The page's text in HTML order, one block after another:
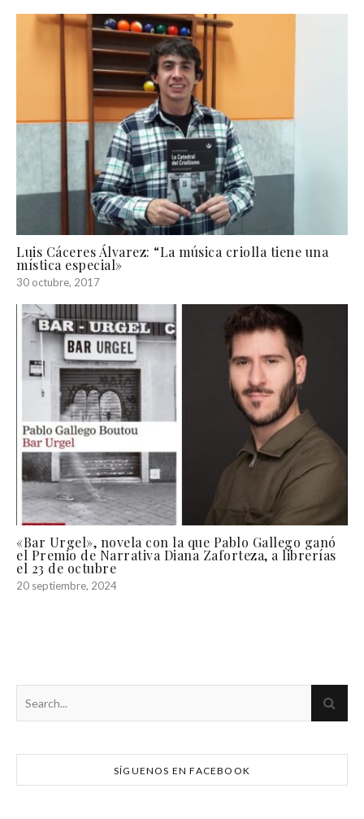
Luis Cáceres Álvarez: “La música criolla tiene una
mística especial»
30 octubre, 2017
«Bar Urgel», novela con la que Pablo Gallego ganó
el Premio de Narrativa Diana Zaforteza, a librerías
el 23 de octubre
20 septiembre, 2024
SÍGUENOS EN FACEBOOK